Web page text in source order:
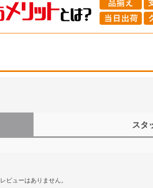
スタ
レビューはありません。